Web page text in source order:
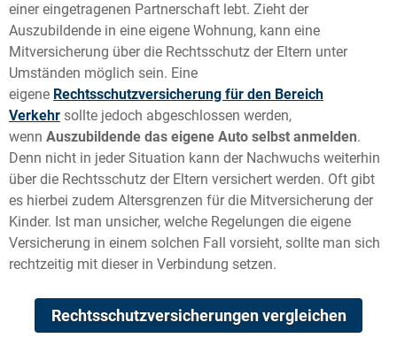
einer eingetragenen Partnerschaft lebt. Zieht der
Auszubildende in eine eigene Wohnung, kann eine
Mitversicherung über die Rechtsschutz der Eltern unter
Umständen möglich sein. Eine
eigene Rechtsschutzversicherung für den Bereich
Verkehr sollte jedoch abgeschlossen werden,
wenn Auszubildende das eigene Auto selbst anmelden.
Denn nicht in jeder Situation kann der Nachwuchs weiterhin
über die Rechtsschutz der Eltern versichert werden. Oft gibt
es hierbei zudem Altersgrenzen für die Mitversicherung der
Kinder. Ist man unsicher, welche Regelungen die eigene
Versicherung in einem solchen Fall vorsieht, sollte man sich
rechtzeitig mit dieser in Verbindung setzen.
Rechtsschutzversicherungen vergleichen